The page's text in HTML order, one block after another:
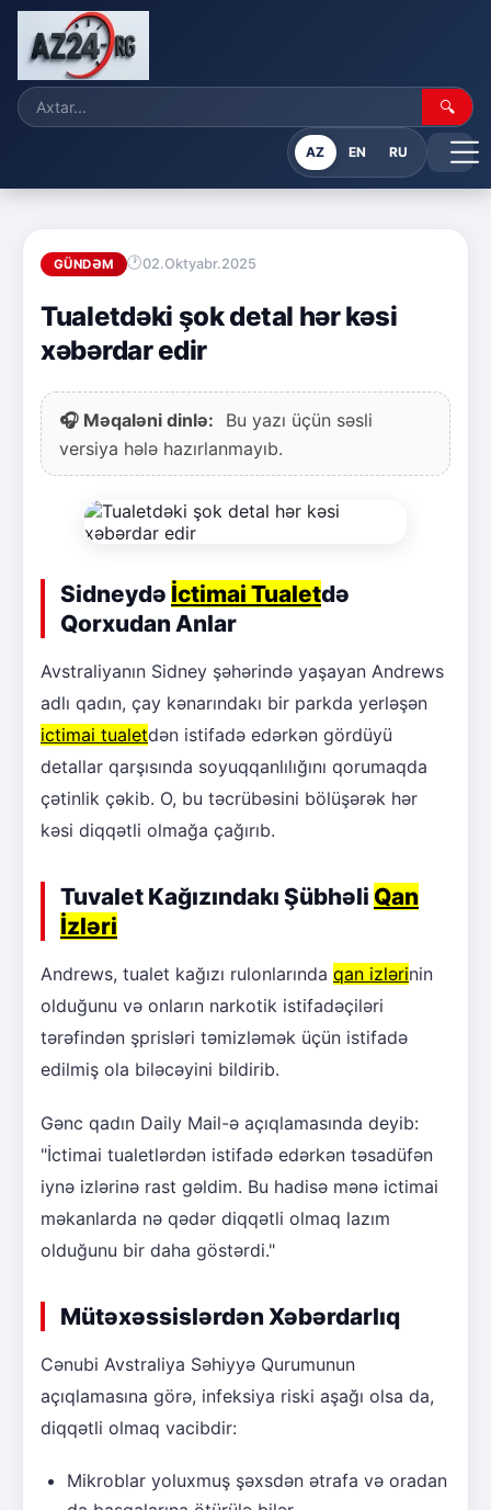
🔍
AZ EN RU
GÜNDƏM 02.Oktyabr.2025
Tualetdəki şok detal hər kəsi
xəbərdar edir
🎧 Məqaləni dinlə:
Bu yazı üçün səsli
versiya hələ hazırlanmayıb.
Sidneydə İctimai Tualetdə
Qorxudan Anlar
Avstraliyanın Sidney şəhərində yaşayan Andrews
adlı qadın, çay kənarındakı bir parkda yerləşən
ictimai tualetdən istifadə edərkən gördüyü
detallar qarşısında soyuqqanlılığını qorumaqda
çətinlik çəkib. O, bu təcrübəsini bölüşərək hər
kəsi diqqətli olmağa çağırıb.
Tuvalet Kağızındakı Şübhəli Qan
İzləri
Andrews, tualet kağızı rulonlarında qan izlərinin
olduğunu və onların narkotik istifadəçiləri
tərəfindən şprisləri təmizləmək üçün istifadə
edilmiş ola biləcəyini bildirib.
Gənc qadın Daily Mail-ə açıqlamasında deyib:
"İctimai tualetlərdən istifadə edərkən təsadüfən
iynə izlərinə rast gəldim. Bu hadisə mənə ictimai
məkanlarda nə qədər diqqətli olmaq lazım
olduğunu bir daha göstərdi."
Mütəxəssislərdən Xəbərdarlıq
Cənubi Avstraliya Səhiyyə Qurumunun
açıqlamasına görə, infeksiya riski aşağı olsa da,
diqqətli olmaq vacibdir:
Mikroblar yoluxmuş şəxsdən ətrafa və oradan